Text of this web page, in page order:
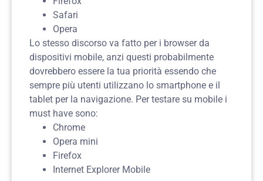
Safari
Opera
Lo stesso discorso va fatto per i browser da
dispositivi mobile, anzi questi probabilmente
dovrebbero essere la tua priorità essendo che
sempre più utenti utilizzano lo smartphone e il
tablet per la navigazione. Per testare su mobile i
must have sono:
Chrome
Opera mini
Firefox
Internet Explorer Mobile